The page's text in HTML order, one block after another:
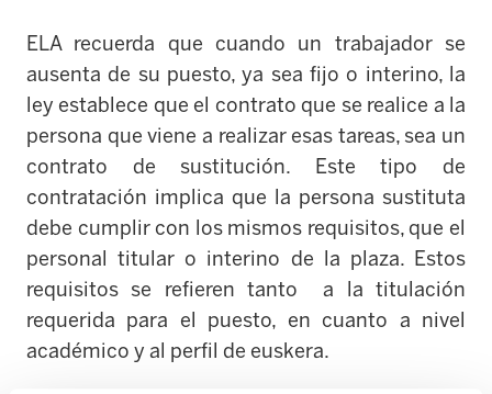
ELA recuerda que cuando un trabajador se
ausenta de su puesto, ya sea fijo o interino, la
ley establece que el contrato que se realice a la
persona que viene a realizar esas tareas, sea un
contrato de sustitución. Este tipo de
contratación implica que la persona sustituta
debe cumplir con los mismos requisitos, que el
personal titular o interino de la plaza. Estos
requisitos se refieren tanto a la titulación
requerida para el puesto, en cuanto a nivel
académico y al perfil de euskera.